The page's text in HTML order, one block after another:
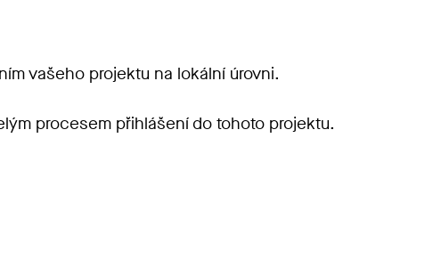
vašeho projektu na lokální úrovni.
procesem přihlášení do tohoto projektu.